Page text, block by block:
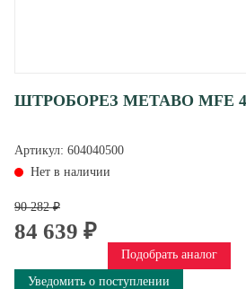
ШТРОБОРЕЗ METABO MFE
Артикул: 604040500
Нет в наличии
90 282 ₽
84 639 ₽
Подобрать аналог
Уведомить о поступлении